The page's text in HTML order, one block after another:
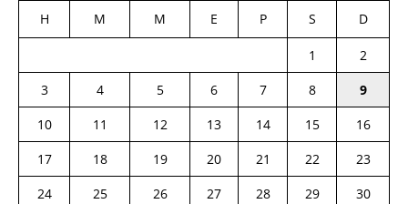
H M M E P S D
1
2
3
4 5 6 7 8
9
10
11 12 13 14 15
16
17
18 19 20 21 22
23
24
25 26 27 28 29
30